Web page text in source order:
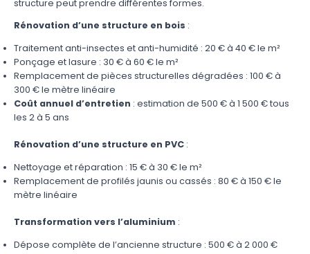
structure peut prendre différentes formes.
Rénovation d’une structure en bois :
Traitement anti-insectes et anti-humidité : 20 € à 40 € le m²
Ponçage et lasure : 30 € à 60 € le m²
Remplacement de pièces structurelles dégradées : 100 € à
300 € le mètre linéaire
Coût annuel d’entretien : estimation de 500 € à 1 500 € tous
les 2 à 5 ans
Rénovation d’une structure en PVC:
Nettoyage et réparation : 15 € à 30 € le m²
Remplacement de profilés jaunis ou cassés : 80 € à 150 € le
mètre linéaire
Transformation vers l’aluminium :
Dépose complète de l’ancienne structure : 500 € à 2 000 €